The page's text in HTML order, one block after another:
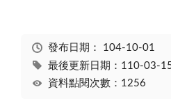
發布日期： 104-10-01
最後更新日期：110-03-
資料點閱次數：1256